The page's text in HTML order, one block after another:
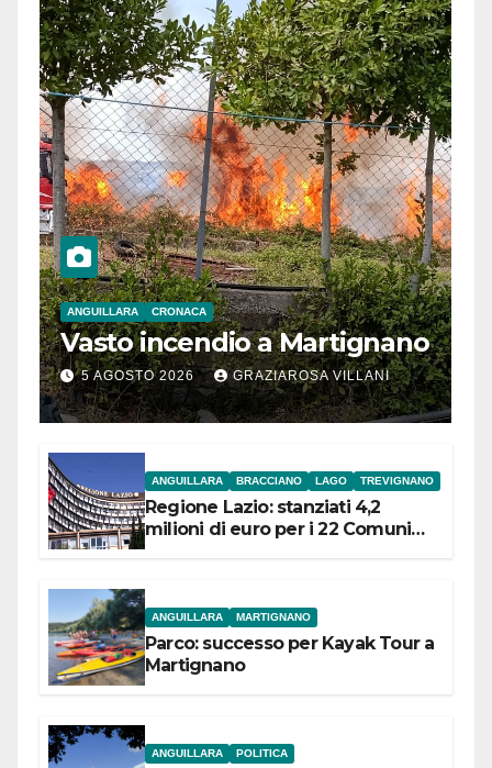
ANGUILLARA CRONACA
Vasto incendio a Martignano
5 AGOSTO 2026 GRAZIAROSA VILLANI
ANGUILLARA BRACCIANO LAGO TREVIGNANO
Regione Lazio: stanziati 4,2
milioni di euro per i 22 Comuni
ANGUILLARA MARTIGNANO
Parco: successo per Kayak Tour a
Martignano
ANGUILLARA POLITICA